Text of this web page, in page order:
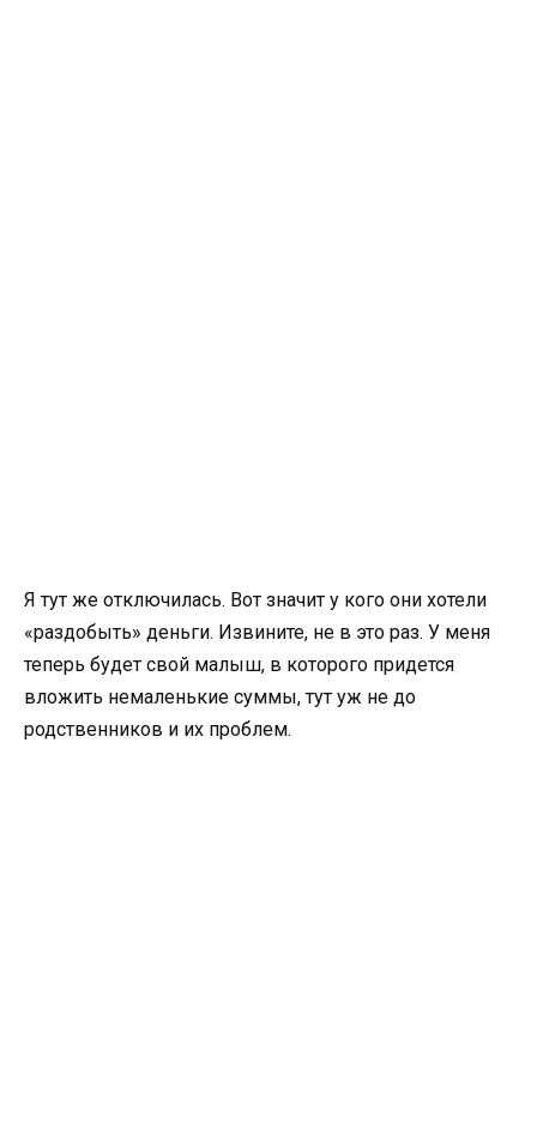
Я тут же отключилась. Вот значит у кого они хотели
«раздобыть» деньги. Извините, не в это раз. У меня
теперь будет свой малыш, в которого придется
вложить немаленькие суммы, тут уж не до
родственников и их проблем.